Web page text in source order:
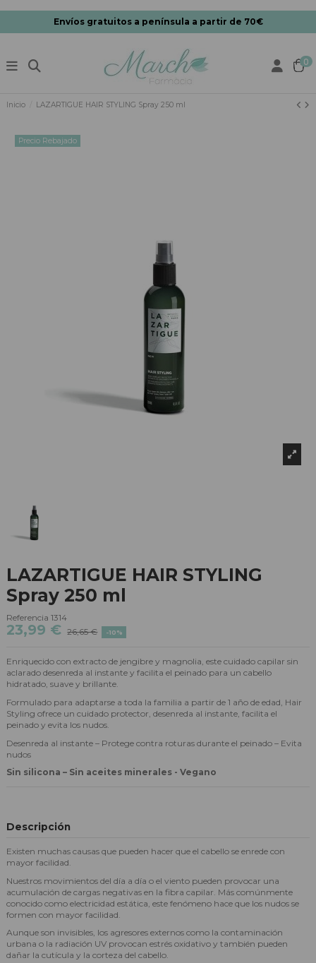
Envíos gratuitos a península a partir de 70€
0
Inicio LAZARTIGUE HAIR STYLING Spray 250 ml
Precio Rebajado
LAZARTIGUE HAIR STYLING
Spray 250 ml
Referencia 1314
23,99 € 26,65 € -10%
Enriquecido con extracto de jengibre y magnolia, este cuidado capilar sin
aclarado desenreda al instante y facilita el peinado para un cabello
hidratado, suave y brillante.
Formulado para adaptarse a toda la familia a partir de 1 año de edad, Hair
Styling ofrece un cuidado protector, desenreda al instante, facilita el
peinado y evita los nudos.
Desenreda al instante – Protege contra roturas durante el peinado – Evita
nudos
Sin silicona – Sin aceites minerales - Vegano
Descripción
Existen muchas causas que pueden hacer que el cabello se enrede con
mayor facilidad.
Nuestros movimientos del día a día o el viento pueden provocar una
acumulación de cargas negativas en la fibra capilar. Más comúnmente
conocido como electricidad estática, este fenómeno hace que los nudos se
formen con mayor facilidad.
Aunque son invisibles, los agresores externos como la contaminación
urbana o la radiación UV provocan estrés oxidativo y también pueden
dañar la cutícula y la corteza del cabello.